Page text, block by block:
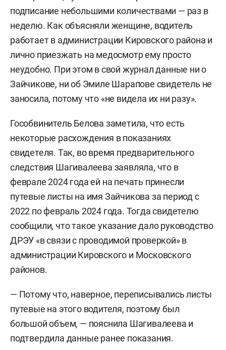
подписание небольшими количествами — раз в
неделю. Как объясняли женщине, водитель
работает в администрации Кировского района и
лично приезжать на медосмотр ему просто
неудобно. При этом в свой журнал данные ни о
Зайчикове, ни об Эмиле Шарапове свидетель не
заносила, потому что «не видела их ни разу».
Гособвинитель Белова заметила, что есть
некоторые расхождения в показаниях
свидетеля. Так, во время предварительного
следствия Шагивалеева заявляла, что в
феврале 2024 года ей на печать принесли
путевые листы на имя Зайчикова за период с
2022 по февраль 2024 года. Тогда свидетелю
сообщили, что такое указание дало руководство
ДРЭУ «в связи с проводимой проверкой» в
администрации Кировского и Московского
районов.
— Потому что, наверное, переписывались листы
путевые на этого водителя, поэтому был
большой объем, — пояснила Шагивалеева и
подтвердила данные ранее показания.